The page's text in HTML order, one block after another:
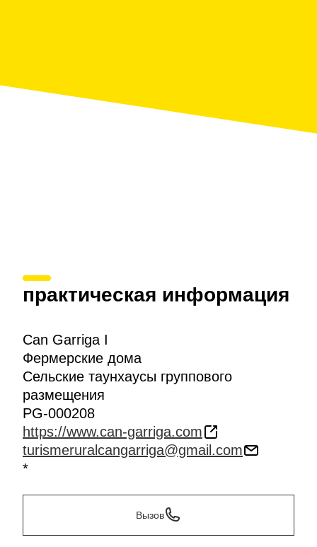
практическая информация
Can Garriga I
Фермерские дома
Сельские таунхаусы группового
размещения
PG-000208
https://www.can-garriga.com
turismeruralcangarriga@gmail.com
*
Вызов